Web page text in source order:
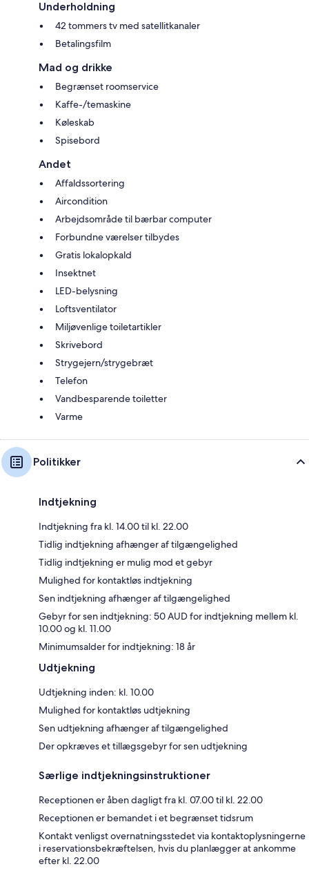
Underholdning
42 tommers tv med satellitkanaler
Betalingsfilm
Mad og drikke
Begrænset roomservice
Kaffe-/temaskine
Køleskab
Spisebord
Andet
Affaldssortering
Aircondition
Arbejdsområde til bærbar computer
Forbundne værelser tilbydes
Gratis lokalopkald
Insektnet
LED-belysning
Loftsventilator
Miljøvenlige toiletartikler
Skrivebord
Strygejern/strygebræt
Telefon
Vandbesparende toiletter
Varme
Politikker
Indtjekning
Indtjekning fra kl. 14.00 til kl. 22.00
Tidlig indtjekning afhænger af tilgængelighed
Tidlig indtjekning er mulig mod et gebyr
Mulighed for kontaktløs indtjekning
Sen indtjekning afhænger af tilgængelighed
Gebyr for sen indtjekning: 50 AUD for indtjekning mellem kl.
10.00 og kl. 11.00
Minimumsalder for indtjekning: 18 år
Udtjekning
Udtjekning inden: kl. 10.00
Mulighed for kontaktløs udtjekning
Sen udtjekning afhænger af tilgængelighed
Der opkræves et tillægsgebyr for sen udtjekning
Særlige indtjekningsinstruktioner
Receptionen er åben dagligt fra kl. 07.00 til kl. 22.00
Receptionen er bemandet i et begrænset tidsrum
Kontakt venligst overnatningsstedet via kontaktoplysningerne
i reservationsbekræftelsen, hvis du planlægger at ankomme
efter kl. 22.00